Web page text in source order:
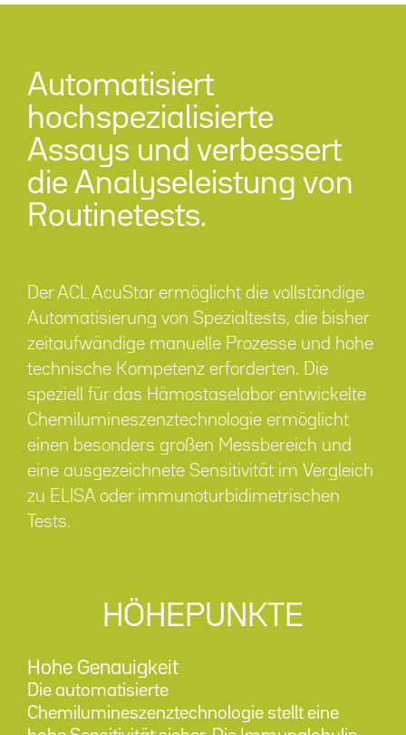
Automatisiert
hochspezialisierte
Assays und verbessert
die Analyseleistung von
Routinetests.
Der ACL AcuStar ermöglicht die vollständige
Automatisierung von Spezialtests, die bisher
zeitaufwändige manuelle Prozesse und hohe
technische Kompetenz erforderten. Die
speziell für das Hämostaselabor entwickelte
Chemilumineszenztechnologie ermöglicht
einen besonders großen Messbereich und
eine ausgezeichnete Sensitivität im Vergleich
zu ELISA oder immunoturbidimetrischen
Tests.
HÖHEPUNKTE
Hohe Genauigkeit
Die automatisierte
Chemilumineszenztechnologie stellt eine